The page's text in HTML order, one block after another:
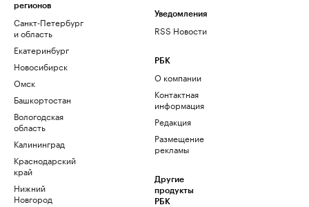
регионов
Санкт-Петербург
и область
Екатеринбург
Новосибирск
Омск
Башкортостан
Вологодская
область
Калининград
Краснодарский
край
Нижний
Новгород
Уведомления
RSS Новости
РБК
О компании
Контактная
информация
Редакция
Размещение
рекламы
Другие
продукты
РБК